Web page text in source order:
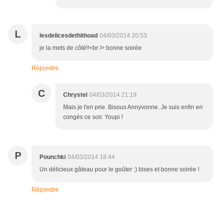
L lesdelicesdethithoad 04/03/2014 20:53
je la mets de côté!!<br /> bonne soirée
Répondre
C Chrystel 04/03/2014 21:19
Mais je t'en prie. Bisous Annyvonne. Je suis enfin en
congés ce soir. Youpi !
P Pounchki 04/03/2014 18:44
Un délicieux gâteau pour le goûter :) bises et bonne soirée !
Répondre